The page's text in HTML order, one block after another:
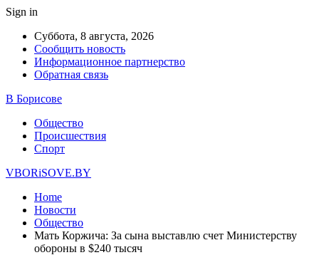
Sign in
Суббота, 8 августа, 2026
Сообщить новость
Информационное партнерство
Обратная связь
В Борисове
Общество
Происшествия
Спорт
VBORiSOVE.BY
Home
Новости
Общество
Мать Коржича: За сына выставлю счет Министерству
обороны в $240 тысяч